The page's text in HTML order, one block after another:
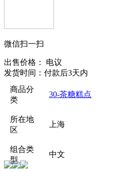
微信扫一扫
出售价格：
电议
发货时间： 付款后3天内
商品分
类
30-茶糖糕点
所在地
区
上海
组合类
型
中文